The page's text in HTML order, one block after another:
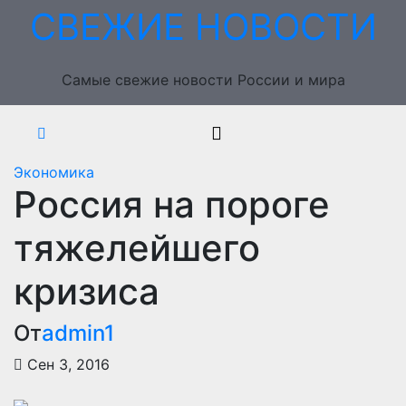
ПерейтиСВЕЖИЕ НОВОСТИ
Самые свежие новости России и мира
Экономика
Россия на пороге
тяжелейшего
кризиса
Отadmin1
Сен 3, 2016